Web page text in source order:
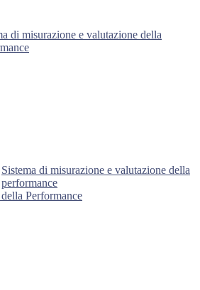
di misurazione e valutazione della
Sistema di misurazione e valutazione della
performance
Performance